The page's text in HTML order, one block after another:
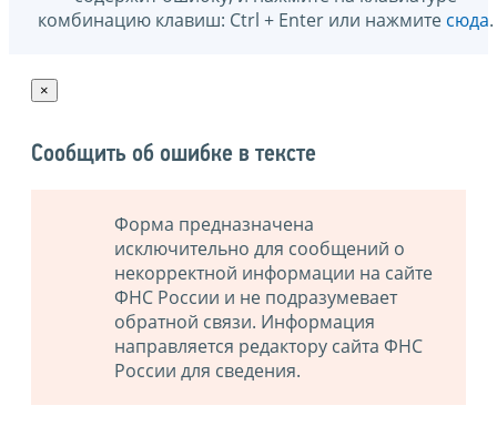
комбинацию клавиш: Ctrl + Enter или нажмите сюда.
×
Сообщить об ошибке в тексте
Форма предназначена
исключительно для сообщений о
некорректной информации на сайте
ФНС России и не подразумевает
обратной связи. Информация
направляется редактору сайта ФНС
России для сведения.